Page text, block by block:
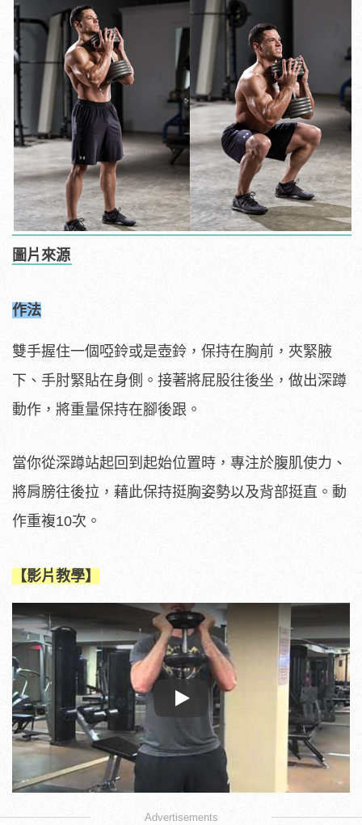
圖片來源
作法
雙手握住一個啞鈴或是壺鈴，保持在胸前，夾緊腋
下、手肘緊貼在身側。接著將屁股往後坐，做出深蹲
動作，將重量保持在腳後跟。
當你從深蹲站起回到起始位置時，專注於腹肌使力、
將肩膀往後拉，藉此保持挺胸姿勢以及背部挺直。動
作重複10次。
【影片教學】
Play
Advertisements